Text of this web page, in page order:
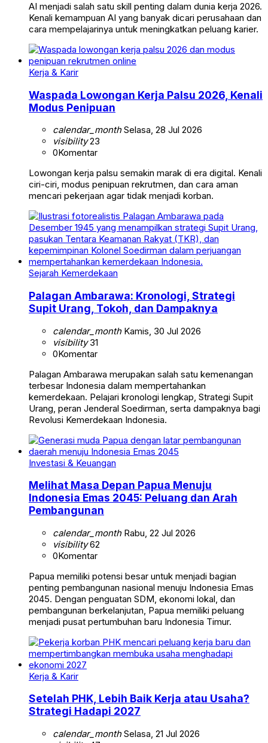
AI menjadi salah satu skill penting dalam dunia kerja 2026.
Kenali kemampuan AI yang banyak dicari perusahaan dan
cara mempelajarinya untuk meningkatkan peluang karier.
Kerja & Karir
Waspada Lowongan Kerja Palsu 2026, Kenali
Modus Penipuan
calendar_monthSelasa, 28 Jul 2026
visibility23
0Komentar
Lowongan kerja palsu semakin marak di era digital. Kenali
ciri-ciri, modus penipuan rekrutmen, dan cara aman
mencari pekerjaan agar tidak menjadi korban.
Sejarah Kemerdekaan
Palagan Ambarawa: Kronologi, Strategi
Supit Urang, Tokoh, dan Dampaknya
calendar_monthKamis, 30 Jul 2026
visibility31
0Komentar
Palagan Ambarawa merupakan salah satu kemenangan
terbesar Indonesia dalam mempertahankan
kemerdekaan. Pelajari kronologi lengkap, Strategi Supit
Urang, peran Jenderal Soedirman, serta dampaknya bagi
Revolusi Kemerdekaan Indonesia.
Investasi & Keuangan
Melihat Masa Depan Papua Menuju
Indonesia Emas 2045: Peluang dan Arah
Pembangunan
calendar_monthRabu, 22 Jul 2026
visibility62
0Komentar
Papua memiliki potensi besar untuk menjadi bagian
penting pembangunan nasional menuju Indonesia Emas
2045. Dengan penguatan SDM, ekonomi lokal, dan
pembangunan berkelanjutan, Papua memiliki peluang
menjadi pusat pertumbuhan baru Indonesia Timur.
Kerja & Karir
Setelah PHK, Lebih Baik Kerja atau Usaha?
Strategi Hadapi 2027
calendar_monthSelasa, 21 Jul 2026